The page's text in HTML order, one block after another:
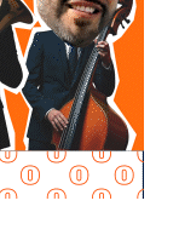
mantiene
procedimiento
descartó que
empresa.
Al contrario,
que la